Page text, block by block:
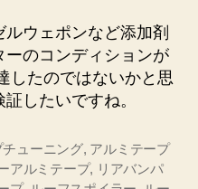
ウェポンなど添加剤
ーのコンディションが
したのではないかと思
したいですね。
ューニング, アルミテープ
アルミテープ, リアバンパ